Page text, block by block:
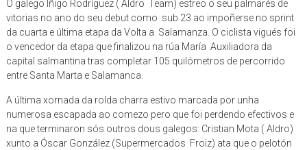
O galego Iñigo Rodríguez ( Aldro Team) estreo o seu palmarés de
vitorias no ano do seu debut como sub 23 ao impoñerse no sprint
da cuarta e última etapa da Volta a Salamanza. O ciclista vigués foi
o vencedor da etapa que finalizou na rúa María Auxiliadora da
capital salmantina tras completar 105 quilómetros de percorrido
entre Santa Marta e Salamanca.
A última xornada da rolda charra estivo marcada por unha
numerosa escapada ao comezo pero que foi perdendo efectivos e
na que terminaron sós outros dous galegos: Cristian Mota ( Aldro)
xunto a Óscar González (Supermercados Froiz) ata que o pelotón